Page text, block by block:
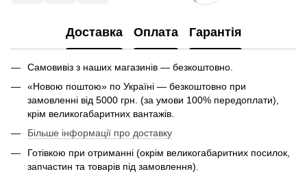
Доставка Оплата Гарантія
Самовивіз з наших магазинів — безкоштовно.
«Новою поштою» по Україні — безкоштовно при
замовленні від 5000 грн. (за умови 100% передоплати),
крім великогабаритних вантажів.
Більше інформації про доставку
Готівкою при отриманні (окрім великогабаритних посилок,
запчастин та товарів під замовлення).